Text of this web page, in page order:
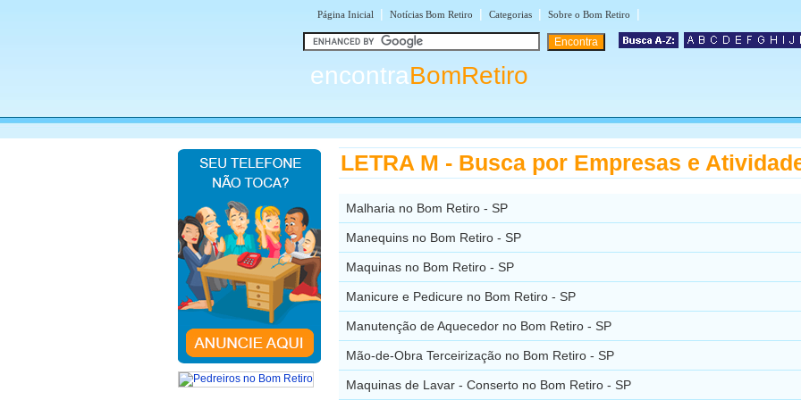
Página Inicial | Notícias Bom Retiro | Categorias | Sobre o Bom Retiro |
encontraBomRetiro
LETRA M - Busca por Empresas e
Malharia no Bom Retiro - SP
Manequins no Bom Retiro - SP
Maquinas no Bom Retiro - SP
Manicure e Pedicure no Bom Retiro - SP
Manutenção de Aquecedor no Bom Retiro - SP
Mão-de-Obra Terceirização no Bom Retiro - SP
Maquinas de Lavar - Conserto no Bom Retiro - SP